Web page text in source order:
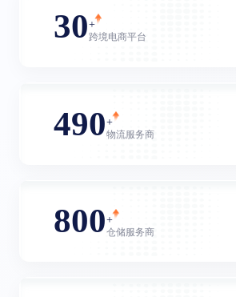
30+
跨境电商平台
490+
物流服务商
800+
仓储服务商